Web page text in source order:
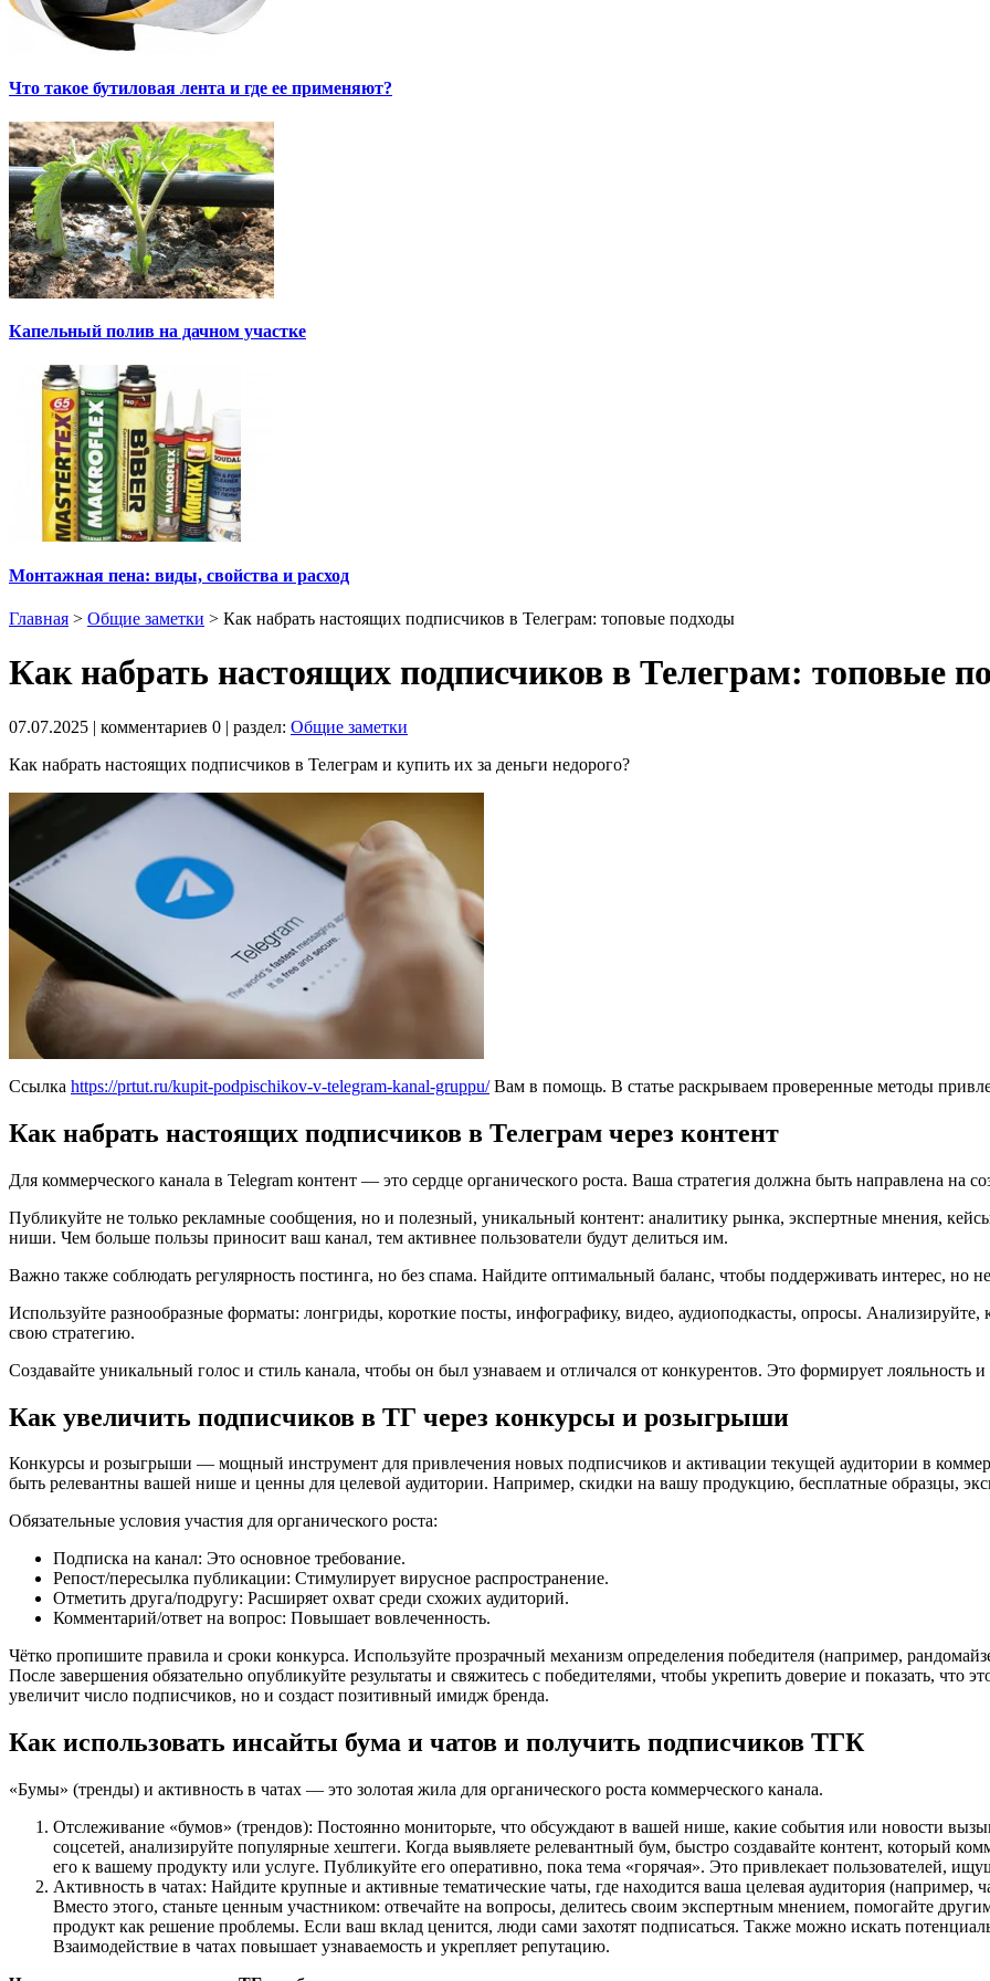
Что такое бутиловая лента и где ее применяют?
Капельный полив на дачном участке
Монтажная пена: виды, свойства и расход
Главная > Общие заметки > Как набрать настоящих подписчиков в Телеграм: топовые подходы
Как набрать настоящих подписчиков в Телеграм: топовые
07.07.2025 | комментариев 0 | раздел: Общие заметки
Как набрать настоящих подписчиков в Телеграм и купить их за деньги недорого?
Ссылка https://prtut.ru/kupit-podpischikov-v-telegram-kanal-gruppu/Вам в помощь. В статье раскрываем проверенные методы
Как набрать настоящих подписчиков в Телеграм через контент
Для коммерческого канала в Telegram контент — это сердце органического роста. Ваша стратегия должна быть направлена на
Публикуйте не только рекламные сообщения, но и полезный, уникальный контент: аналитику рынка, экспертные мнения,
ниши. Чем больше пользы приносит ваш канал, тем активнее пользователи будут делиться им.
Важно также соблюдать регулярность постинга, но без спама. Найдите оптимальный баланс, чтобы поддерживать интерес, но
Используйте разнообразные форматы: лонгриды, короткие посты, инфографику, видео, аудиоподкасты, опросы. Анализируйте,
свою стратегию.
Создавайте уникальный голос и стиль канала, чтобы он был узнаваем и отличался от конкурентов. Это формирует лояльность
Как увеличить подписчиков в ТГ через конкурсы и розыгрыши
Конкурсы и розыгрыши — мощный инструмент для привлечения новых подписчиков и активации текущей аудитории в
быть релевантны вашей нише и ценны для целевой аудитории. Например, скидки на вашу продукцию, бесплатные образцы,
Обязательные условия участия для органического роста:
Подписка на канал: Это основное требование.
Репост/пересылка публикации: Стимулирует вирусное распространение.
Отметить друга/подругу: Расширяет охват среди схожих аудиторий.
Комментарий/ответ на вопрос: Повышает вовлеченность.
Чётко пропишите правила и сроки конкурса. Используйте прозрачный механизм определения победителя (например,
После завершения обязательно опубликуйте результаты и свяжитесь с победителями, чтобы укрепить доверие и показать, что
увеличит число подписчиков, но и создаст позитивный имидж бренда.
Как использовать инсайты бума и чатов и получить подписчиков ТГК
«Бумы» (тренды) и активность в чатах — это золотая жила для органического роста коммерческого канала.
Отслеживание «бумов» (трендов): Постоянно мониторьте, что обсуждают в вашей нише, какие события или новости
соцсетей, анализируйте популярные хештеги. Когда выявляете релевантный бум, быстро создавайте контент, который
его к вашему продукту или услуге. Публикуйте его оперативно, пока тема «горячая». Это привлекает пользователей,
Активность в чатах: Найдите крупные и активные тематические чаты, где находится ваша целевая аудитория (например,
Вместо этого, станьте ценным участником: отвечайте на вопросы, делитесь своим экспертным мнением, помогайте
продукт как решение проблемы. Если ваш вклад ценится, люди сами захотят подписаться. Также можно искать
Взаимодействие в чатах повышает узнаваемость и укрепляет репутацию.